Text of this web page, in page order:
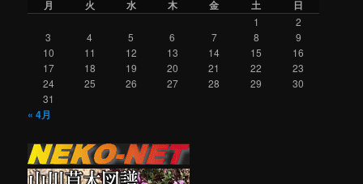
月 火 水 木 金 土 日
1
2
3
4 5 6 7 8
9
10
11 12 13 14 15
16
17
18 19 20 21 22
23
24
25 26 27 28 29
30
31
« 4月